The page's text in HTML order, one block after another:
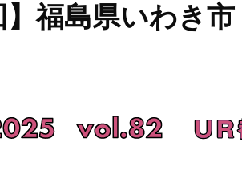
】福島県いわき市